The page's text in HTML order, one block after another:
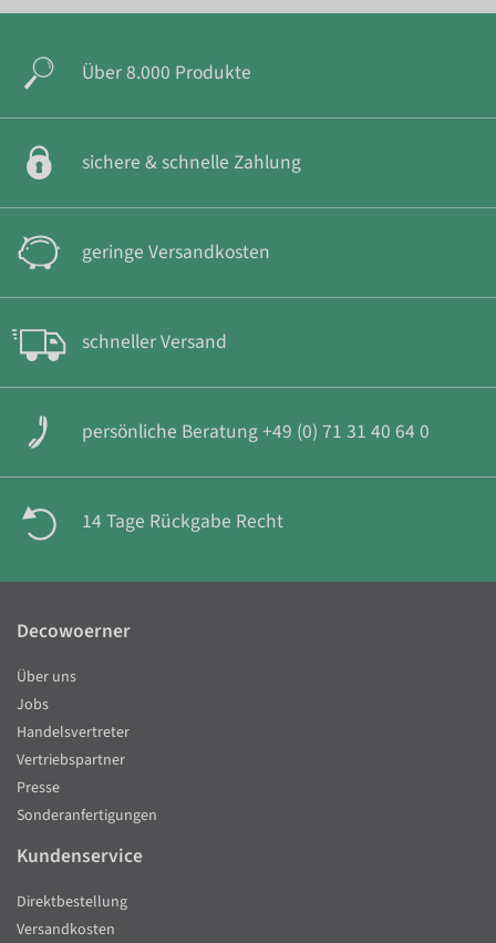
Über 8.000 Produkte
sichere & schnelle Zahlung
geringe Versandkosten
schneller Versand
persönliche Beratung +49 (0) 71 31 40 64 0
14 Tage Rückgabe Recht
Decowoerner
Über uns
Jobs
Handelsvertreter
Vertriebspartner
Presse
Sonderanfertigungen
Kundenservice
Direktbestellung
Versandkosten